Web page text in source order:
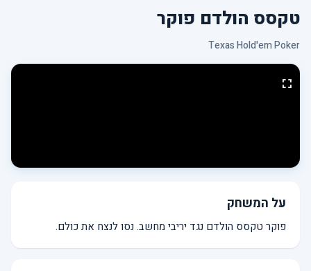
טקסס הולדם פוקר
Texas Hold'em Poker
על המשחק
פוקר טקסס הולדם נגד יריבי מחשב. נסו לנצח את כולם.